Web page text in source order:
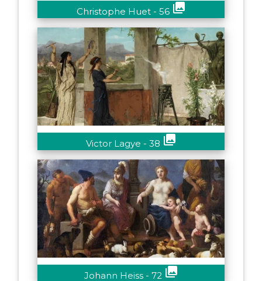
Christophe Huet - 56 collections
Victor Lagye - 38 collections
Johann Heiss - 72 collections